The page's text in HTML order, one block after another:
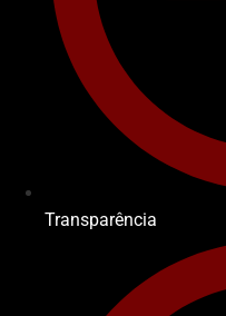
Transparência